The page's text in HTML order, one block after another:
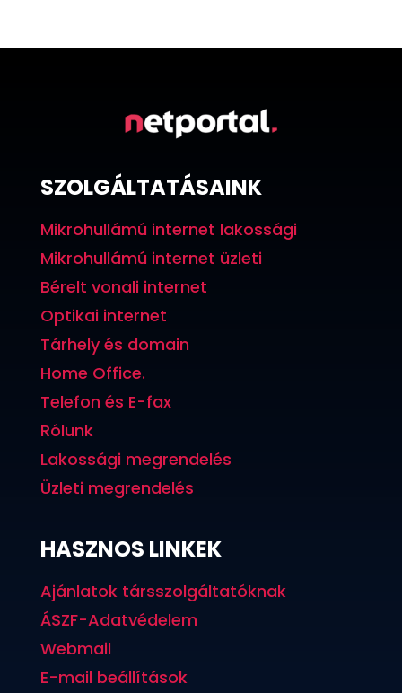
SZOLGÁLTATÁSAINK
Mikrohullámú internet lakossági
Mikrohullámú internet üzleti
Bérelt vonali internet
Optikai internet
Tárhely és domain
Home Office.
Telefon és E-fax
Rólunk
Lakossági megrendelés
Üzleti megrendelés
HASZNOS LINKEK
Ajánlatok társszolgáltatóknak
ÁSZF-Adatvédelem
Webmail
E-mail beállítások